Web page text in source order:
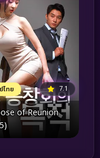
ไทย 7.1
of Reunion